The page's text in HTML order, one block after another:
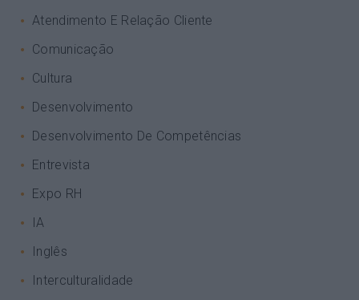
Atendimento E Relação Cliente
Comunicação
Cultura
Desenvolvimento
Desenvolvimento De Competências
Entrevista
Expo RH
IA
Inglês
Interculturalidade